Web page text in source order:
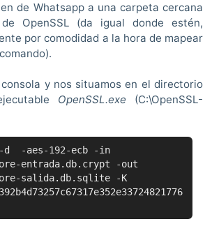
de Whatsapp a una carpeta cercana
OpenSSL (da igual donde estén,
por comodidad a la hora de mapear
y nos situamos en el directorio
OpenSSL.exe (C:\OpenSSL-
-d -aes-192-ecb -in
entrada.db.crypt -out
salida.db.sqlite -K